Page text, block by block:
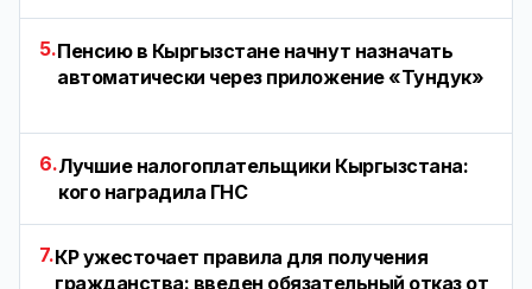
5.Пенсию в Кыргызстане начнут назначать
автоматически через приложение «Тундук»
6.Лучшие налогоплательщики Кыргызстана:
кого наградила ГНС
7.КР ужесточает правила для получения
гражданства: введен обязательный отказ от